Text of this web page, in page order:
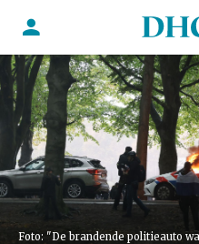
Foto: "De brandende politieauto